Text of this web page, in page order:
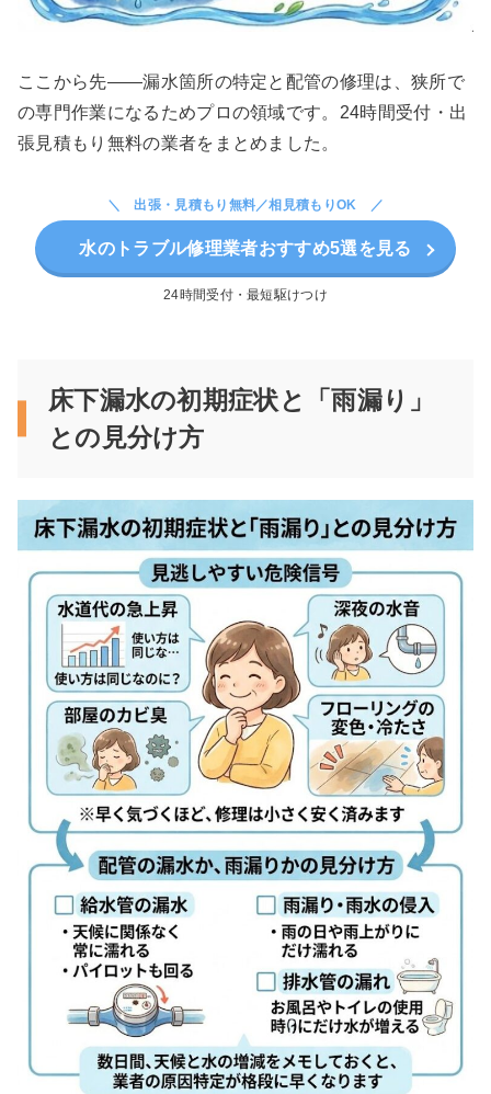
ここから先——漏水箇所の特定と配管の修理は、狭所で
の専門作業になるためプロの領域です。24時間受付・出
張見積もり無料の業者をまとめました。
出張・見積もり無料／相見積もりOK
水のトラブル修理業者おすすめ5選を見る
24時間受付・最短駆けつけ
床下漏水の初期症状と「雨漏り」
との見分け方